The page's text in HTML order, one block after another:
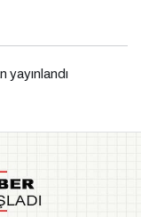
yayınlandı